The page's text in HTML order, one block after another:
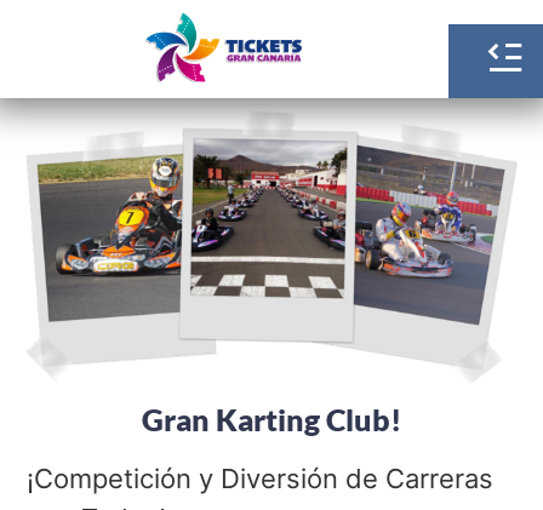
Gran Karting Club!
¡Competición y Diversión de Carreras